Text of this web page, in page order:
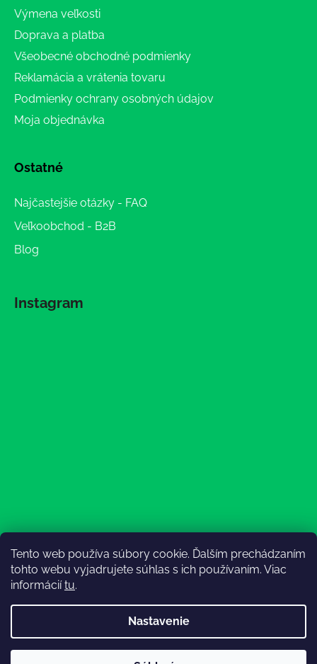
Tento web používa súbory cookie. Ďalším prechádzaním
tohto webu vyjadrujete súhlas s ich používaním. Viac
informáciítu.
Nastavenie
Výmena veľkosti
Doprava a platba
Všeobecné obchodné podmienky
Reklamácia a vrátenia tovaru
Podmienky ochrany osobných údajov
Moja objednávka
Ostatné
Najčastejšie otázky - FAQ
Veľkoobchod - B2B
Blog
Instagram
Sledovať na Instagrame